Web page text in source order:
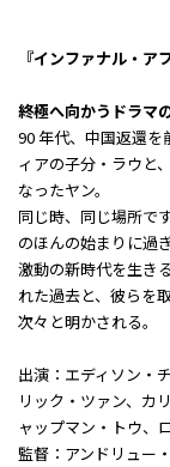
『インファナル・ア
終極へ向かうドラマ
90 年代、中国返還を
ィアの子分・ラウと
なったヤン。
同じ時、同じ場所で
のほんの始まりに過
激動の新時代を生き
れた過去と、彼らを
次々と明かされる。
出演：エディソン・
リック・ツァン、カ
ャップマン・トウ、
監督：アンドリュー